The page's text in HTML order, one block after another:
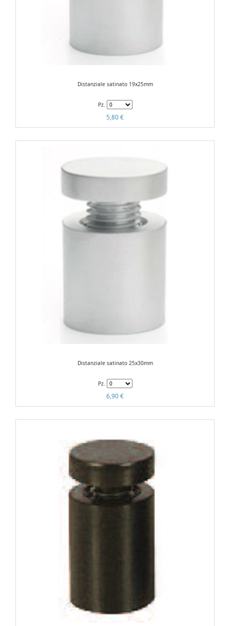
Distanziale satinato 19x25mm
Pz.
5,80 €
Distanziale satinato 25x30mm
Pz.
6,90 €